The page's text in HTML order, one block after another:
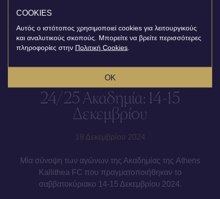
24/25 Ακαδημία: 14-15
Δεκεμβρίου
18 Δεκεμβρίου 2024
Μία σύνοψη των αγώνων της Ακαδημίας της Athens
Kallithea FC που πραγματοποιήθηκαν το
σαββατοκύριακο 14-15 Δεκεμβρίου 2024.
COOKIES
Αυτός ο ιστότοπος χρησιμοποιεί cookies για λειτουργικούς
και αναλυτικούς σκοπούς. Μπορείτε να βρείτε περισσότερες
πληροφορίες στην Πολιτική Cookies
OK